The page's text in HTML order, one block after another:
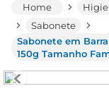
Sabonete
Sabonete em
150g Tamanho
leite